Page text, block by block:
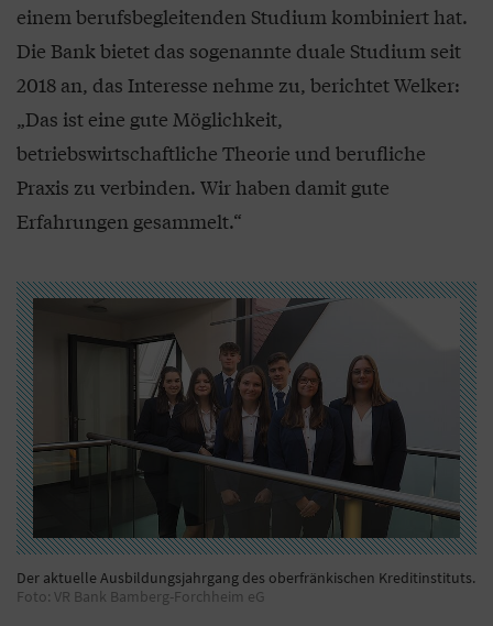
einem berufsbegleitenden Studium kombiniert hat.
Die Bank bietet das sogenannte duale Studium seit
2018 an, das Interesse nehme zu, berichtet Welker:
„Das ist eine gute Möglichkeit,
betriebswirtschaftliche Theorie und berufliche
Praxis zu verbinden. Wir haben damit gute
Erfahrungen gesammelt.“
Der aktuelle Ausbildungsjahrgang des oberfränkischen Kreditinstituts.
Foto: VR Bank Bamberg-Forchheim eG